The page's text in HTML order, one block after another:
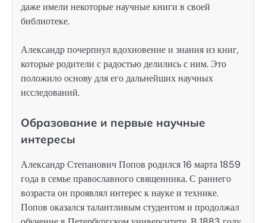
даже имели некоторые научные книги в своей
библиотеке.
Александр почерпнул вдохновение и знания из книг,
которые родители с радостью делились с ним. Это
положило основу для его дальнейших научных
исследований.
Образование и первые научные
интересы
Александр Степанович Попов родился 16 марта 1859
года в семье православного священника. С раннего
возраста он проявлял интерес к науке и технике.
Попов оказался талантливым студентом и продолжал